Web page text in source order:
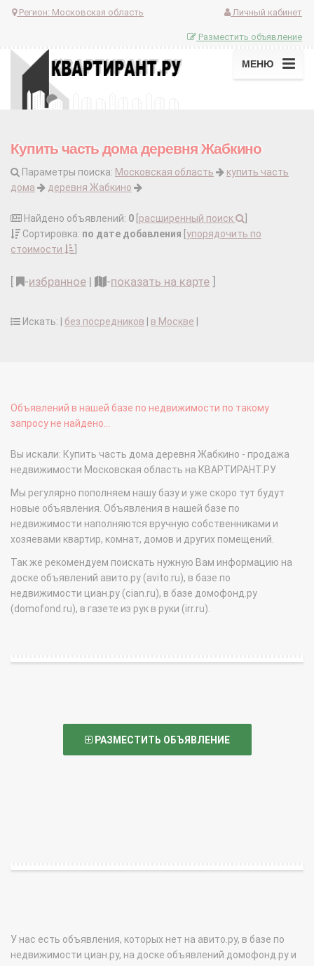
Регион: Московская область Личный кабинет
Разместить объявление
МЕНЮ
Купить часть дома деревня Жабкино
Параметры поиска: Московская область
купить часть
дома
деревня Жабкино
Найдено объявлений: 0 расширенный поиск
Сортировка: по дате добавления упорядочить по
стоимости
-избранное | -показать на карте
Искать: | без посредников в Москве
Объявлений в нашей базе по недвижимости по такому
запросу не найдено...
Вы искали: Купить часть дома деревня Жабкино - продажа
недвижимости Московская область на КВАРТИРАНТ.РУ
Мы регулярно пополняем нашу базу и уже скоро тут будут
новые объявления. Объявления в нашей базе по
недвижимости наполняются вручную собственниками и
хозяевами квартир, комнат, домов и других помещений.
Так же рекомендуем поискать нужную Вам информацию на
доске объявлений авито.ру (avito.ru), в базе по
недвижимости циан.ру (cian.ru), в базе домофонд.ру
(domofond.ru), в газете из рук в руки (irr.ru).
РАЗМЕСТИТЬ ОБЪЯВЛЕНИЕ
У нас есть объявления, которых нет на авито.ру, в базе по
недвижимости циан.ру, на доске объявлений домофонд.ру и